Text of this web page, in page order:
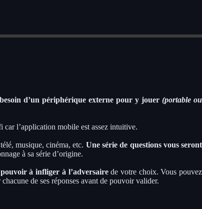
d’un périphérique externe pour y jouer(portable ou
l’application mobile est assez intuitive.
musique, cinéma, etc. Une série de questions vous seront
à sa série d’origine.
à infliger à l’adversairede votre choix. Vous pouvez
de ses réponses avant de pouvoir valider.